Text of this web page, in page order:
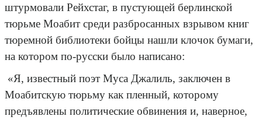
штурмовали Рейхстаг, в пустующей берлинской
тюрьме Моабит среди разбросанных взрывом книг
тюремной библиотеки бойцы нашли клочок бумаги,
на котором по-русски было написано:
«Я, известный поэт Муса Джалиль, заключен в
Моабитскую тюрьму как пленный, которому
предъявлены политические обвинения и, наверное,